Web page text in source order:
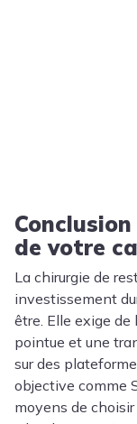
de votre
La chirurgie de
investissement
être. Elle exige de
pointue et une
sur des
objective comme
moyens de